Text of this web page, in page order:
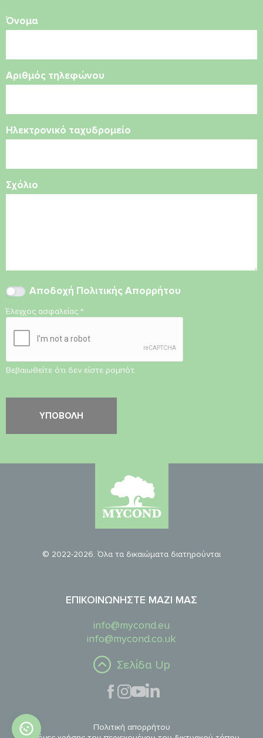
Όνομα
Αριθμός τηλεφώνου
Ηλεκτρονικό ταχυδρομείο
Σχόλιο
Αποδοχή Πολιτικής Απορρήτου
Έλεγχος ασφαλείας *
Βεβαιωθείτε ότι δεν είστε ρομπότ.
© 2022-2026. Όλα τα δικαιώματα διατηρούνται
ΕΠΙΚΟΙΝΩΝΉΣΤΕ ΜΑΖΊ ΜΑΣ
info@mycond.eu
info@mycond.co.uk
Σελίδα Up
Πολιτική απορρήτου